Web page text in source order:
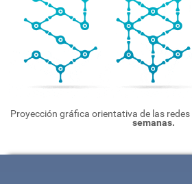
Proyección gráfica orientativa de las
semanas.